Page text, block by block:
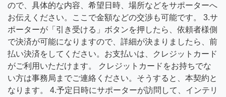
ので、具体的な内容、希望日時、場所などをサポーターへ
お伝えください。ここで金額などの交渉も可能です。 3.サ
ポーターが「引き受ける」ボタンを押したら、依頼者様側
で決済が可能になりますので、詳細が決まりましたら、前
払い決済をしてください。お支払いは、クレジットカード
がご利用いただけます。 クレジットカードをお持ちでな
い方は事務局までご連絡ください。そうすると、本契約と
なります。 4.予定日時にサポーターが訪問して、インテリ